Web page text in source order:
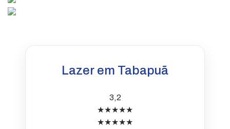
Lazer em Tabapuã
3,2
★★★★★
★★★★★